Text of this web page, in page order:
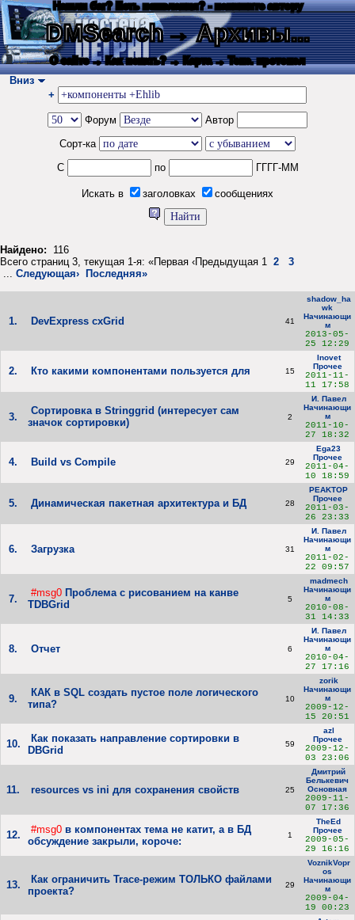
Нашли баг? Есть пожелания? - напишите автору
DMSearch→ Архивы...
О сайте → Как искать? → Карта → Текс. протокол
Вниз
+
Форум
Автор
Сорт-ка
С
по ГГГГ-ММ
Искать в заголовках сообщениях
Найдено: 116
Всего страниц 3, текущая 1-я: «Первая ‹Предыдущая 1 2
3
... Следующая› Последняя»
1. DevExpress cxGrid 41
shadow_ha
wk
Начинающи
м
2013-05-
25 12:29
2. Кто какими компонентами пользуется для 15
Inovet
Прочее
2011-11-
11 17:58
3.
Сортировка в Stringgrid (интересует сам
значок сортировки)
2
И. Павел
Начинающи
м
2011-10-
27 18:32
4. Build vs Compile 29
Ega23
Прочее
2011-04-
10 18:59
5. Динамическая пакетная архитектура и БД 28
PEAKTOP
Прочее
2011-03-
26 23:33
6. Загрузка 31
И. Павел
Начинающи
м
2011-02-
22 09:57
7.
#msg0 Проблема с рисованием на канве
TDBGrid
5
madmech
Начинающи
м
2010-08-
31 14:33
8. Отчет 6
И. Павел
Начинающи
м
2010-04-
27 17:16
9.
КАК в SQL создать пустое поле логического
типа?
10
zorik
Начинающи
м
2009-12-
15 20:51
10.
Как показать направление сортировки в
DBGrid
59
azl
Прочее
2009-12-
03 23:06
11. resources vs ini для сохранения свойств 25
Дмитрий
Белькевич
Основная
2009-11-
07 17:36
12. #msg0 в компонентах тема не катит, а в БД
обсуждение закрыли, короче:
1
TheEd
Прочее
2009-05-
29 16:16
13.
Как ограничить Trace-режим ТОЛЬКО файлами
проекта?
29
VoznikVopr
os
Начинающи
м
2009-04-
19 00:23